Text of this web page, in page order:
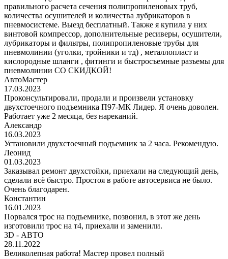
правильного расчета сечения полипропиленовых труб,
количества осушителей и количества лубрикаторов в
пневмосистеме. Выезд бесплатный. Также я купила у них
винтовой компрессор, дополнительные ресиверы, осушители,
лубрикаторы и фильтры, полипропиленовые трубы для
пневмолинии (уголки, тройники и тд) , металлопласт и
кислородные шланги , фитинги и быстросъемные разъемы для
пневмолинии СО СКИДКОЙ!
АвтоМастер
17.03.2023
Проконсультировали, продали и произвели установку
двухстоечного подъемника П97-МК Лидер. Я очень доволен.
Работает уже 2 месяца, без нареканий.
Александр
16.03.2023
Установили двухстоечный подъемник за 2 часа. Рекомендую.
Леонид
01.03.2023
Заказывал ремонт двухстойки, приехали на следующий день,
сделали всё быстро. Простоя в работе автосервиса не было.
Очень благодарен.
Константин
16.01.2023
Порвался трос на подъемнике, позвонил, в этот же день
изготовили трос на т4, приехали и заменили.
3D - АВТО
28.11.2022
Великолепная работа! Мастер провел полный